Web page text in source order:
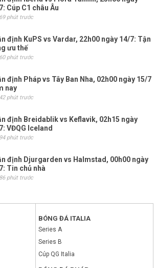
Cúp C1 châu Âu
phút trước
định KuPS vs Vardar, 22h00 ngày 14/7: Tận
ưu thế
phút trước
định Pháp vs Tây Ban Nha, 02h00 ngày 15/7
nay
phút trước
định Breidablik vs Keflavik, 02h15 ngày
VĐQG Iceland
phút trước
định Djurgarden vs Halmstad, 00h00 ngày
Tin chủ nhà
phút trước
BÓNG ĐÁ ITALIA
Series A
Series B
Cúp QG Italia